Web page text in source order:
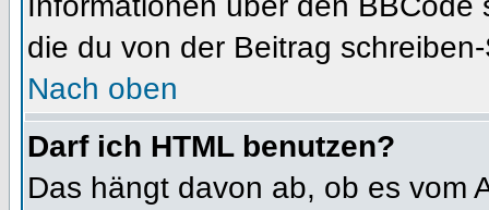
die du von der Beitrag
Nach oben
Darf ich HTML benutzen?
Das hängt davon ab, ob es vom